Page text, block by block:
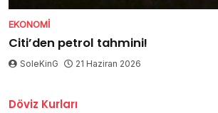
EKONOMI
Citi’den petrol tahmini!
SoleKinG 21 Haziran 2026
Döviz Kurları